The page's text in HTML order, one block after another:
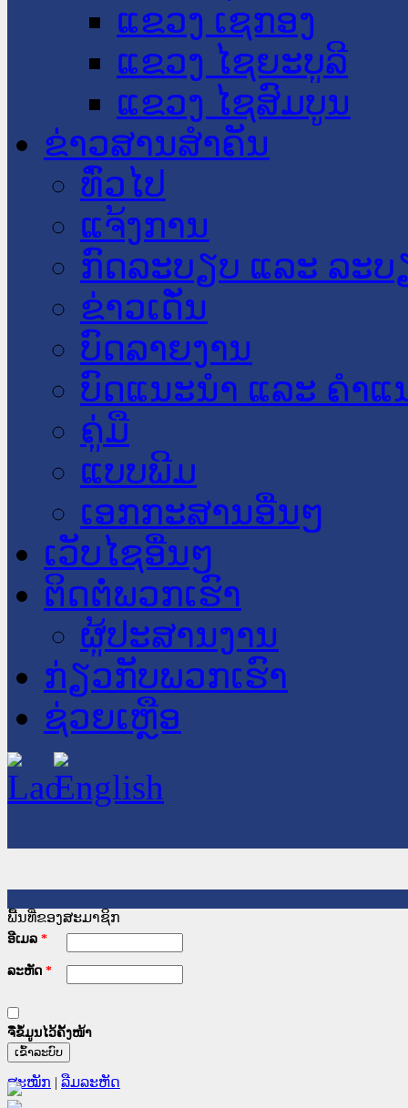
ແຂວງ ເຊກອງ
ແຂວງ ໄຊຍະບູລີ
ແຂວງ ໄຊສົມບູນ
ຂ່າວສານສໍາຄັນ
​ທົ່ວ​ໄປ
ແຈ້ງການ
ກົດລະບຽບ ແລະ ລະບ
ຂ່າວເດັ່ນ
ບົດລາຍງານ
ບົດແນະນໍາ ແລະ ຄໍາແ
ຄູ່ມື
ແບບພີມ
ເອກກະສານອື່ນໆ
ເວັບໄຊອື່ນໆ
ຕິດຕໍ່ພວກເຮົາ
ຜູ້ປະສານງານ
ກ່ຽວກັບພວກເຮົາ
ຊ່ວຍເຫຼືອ
ພື້ນທີ່ຂອງສະມາຊິກ
ອີເມລ *
ລະຫັດ *
ຈື່ຂໍ້ມູນໄວ້ຄັ້ງໜ້າ
ສະໝັກ | ລືມລະຫັດ